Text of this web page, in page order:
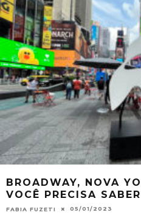
BROADWAY, NOVA
VOCÊ PRECISA SABER
FABIA FUZETI 05/01/2023